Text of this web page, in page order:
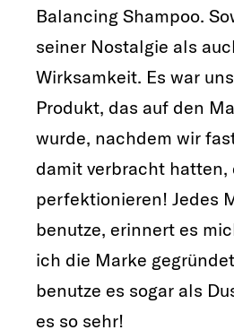
Balancing Shampoo.
seiner Nostalgie als
Wirksamkeit. Es war
Produkt, das auf den
wurde, nachdem wir
damit verbracht hatten,
perfektionieren! Jedes
benutze, erinnert es
ich die Marke
benutze es sogar als
es so sehr!